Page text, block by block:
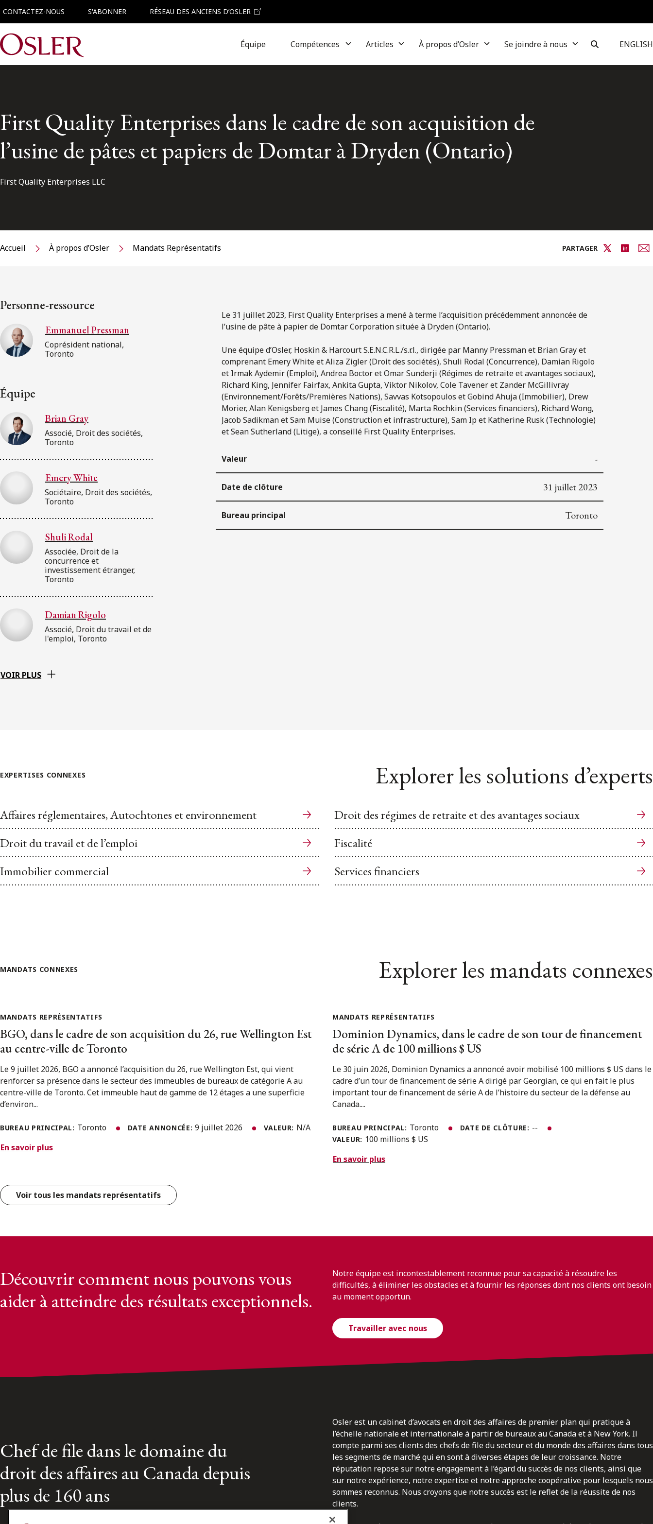
CONTACTEZ-NOUS S'ABONNER RÉSEAU DES ANCIENS D’OSLER
Main Navigation Équipe Compétences Articles À propos d’Osler Se joindre à nous ENGLISH
First Quality Enterprises dans le cadre de son acquisition de
l’usine de pâtes et papiers de Domtar à Dryden (Ontario)
First Quality Enterprises LLC
Accueil À propos d’Osler Mandats Représentatifs PARTAGER
Personne-ressource
Emmanuel Pressman
Coprésident national,
Toronto
Équipe
Brian Gray
Associé, Droit des sociétés,
Toronto
Emery White
Sociétaire, Droit des sociétés,
Toronto
Shuli Rodal
Associée, Droit de la
concurrence et
investissement étranger,
Toronto
Damian Rigolo
Associé, Droit du travail et de
l'emploi, Toronto
VOIR PLUS
Le 31 juillet 2023, First Quality Enterprises a mené à terme l’acquisition précédemment annoncée de
l’usine de pâte à papier de Domtar Corporation située à Dryden (Ontario).
Une équipe d’Osler, Hoskin & Harcourt S.E.N.C.R.L./s.r.l., dirigée par Manny Pressman et Brian Gray et
comprenant Emery White et Aliza Zigler (Droit des sociétés), Shuli Rodal (Concurrence), Damian Rigolo
et Irmak Aydemir (Emploi), Andrea Boctor et Omar Sunderji (Régimes de retraite et avantages sociaux),
Richard King, Jennifer Fairfax, Ankita Gupta, Viktor Nikolov, Cole Tavener et Zander McGillivray
(Environnement/Forêts/Premières Nations), Savvas Kotsopoulos et Gobind Ahuja (Immobilier), Drew
Morier, Alan Kenigsberg et James Chang (Fiscalité), Marta Rochkin (Services financiers), Richard Wong,
Jacob Sadikman et Sam Muise (Construction et infrastructure), Sam Ip et Katherine Rusk (Technologie)
et Sean Sutherland (Litige), a conseillé First Quality Enterprises.
Valeur -
Date de clôture 31 juillet 2023
Bureau principal Toronto
EXPERTISES CONNEXES Explorer les solutions d’experts
Affaires réglementaires, Autochtones et environnement
Droit des régimes de retraite et des avantages sociaux
Droit du travail et de l’emploi
Fiscalité
Immobilier commercial
Services financiers
MANDATS CONNEXES Explorer les mandats connexes
MANDATS REPRÉSENTATIFS
BGO, dans le cadre de son acquisition du 26, rue Wellington Est
au centre-ville de Toronto
Le 9 juillet 2026, BGO a annoncé l’acquisition du 26, rue Wellington Est, qui vient
renforcer sa présence dans le secteur des immeubles de bureaux de catégorie A au
centre-ville de Toronto. Cet immeuble haut de gamme de 12 étages a une superficie
d’environ...
BUREAU PRINCIPAL: Toronto DATE ANNONCÉE:9 juillet 2026 VALEUR: N/A
En savoir plus
MANDATS REPRÉSENTATIFS
Dominion Dynamics, dans le cadre de son tour de financement
de série A de 100 millions $ US
Le 30 juin 2026, Dominion Dynamics a annoncé avoir mobilisé 100 millions $ US dans le
cadre d’un tour de financement de série A dirigé par Georgian, ce qui en fait le plus
important tour de financement de série A de l’histoire du secteur de la défense au
Canada....
BUREAU PRINCIPAL: Toronto DATE DE CLÔTURE: --
VALEUR: 100 millions $ US
En savoir plus
Voir tous les mandats représentatifs
Découvrir comment nous pouvons vous
aider à atteindre des résultats exceptionnels.
Notre équipe est incontestablement reconnue pour sa capacité à résoudre les
difficultés, à éliminer les obstacles et à fournir les réponses dont nos clients ont besoin
au moment opportun.
Travailler avec nous
Chef de file dans le domaine du
droit des affaires au Canada depuis
plus de 160 ans
Osler est un cabinet d’avocats en droit des affaires de premier plan qui pratique à
l’échelle nationale et internationale à partir de bureaux au Canada et à New York. Il
compte parmi ses clients des chefs de file du secteur et du monde des affaires dans tous
les segments de marché qui en sont à diverses étapes de leur croissance. Notre
réputation repose sur notre engagement à l’égard du succès de nos clients, ainsi que
sur notre expérience, notre expertise et notre approche coopérative pour lesquels nous
sommes reconnus. Nous croyons que notre succès est le reflet de la réussite de nos
clients.